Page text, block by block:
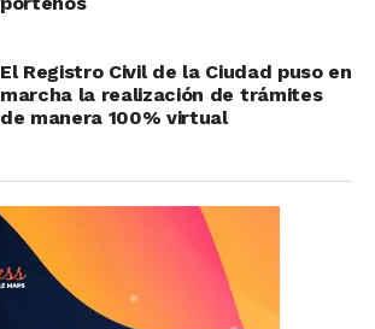
El Registro Civil de la Ciudad puso en
marcha la realización de trámites
de manera 100% virtual